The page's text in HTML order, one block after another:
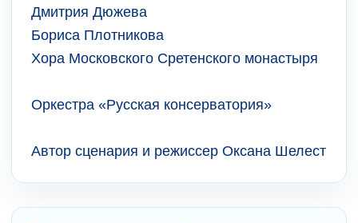
Дмитрия Дюжева
Бориса Плотникова
Хора Московского Сретенского монастыря
Оркестра «Русская консерватория»
Автор сценария и режиссер Оксана Шелест